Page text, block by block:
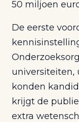
50 miljoen
De eerste
universiteiten,
konden
krijgt de
extra